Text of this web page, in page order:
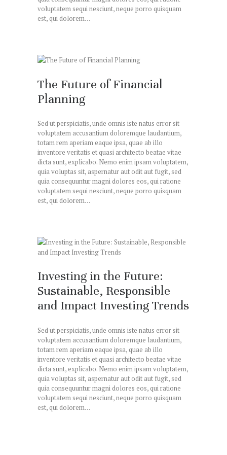
voluptatem sequi nesciunt, neque porro quisquam
est, qui dolorem…
The Future of Financial
Planning
Sed ut perspiciatis, unde omnis iste natus error sit
voluptatem accusantium doloremque laudantium,
totam rem aperiam eaque ipsa, quae ab illo
inventore veritatis et quasi architecto beatae vitae
dicta sunt, explicabo. Nemo enim ipsam voluptatem,
quia voluptas sit, aspernatur aut odit aut fugit, sed
quia consequuntur magni dolores eos, qui ratione
voluptatem sequi nesciunt, neque porro quisquam
est, qui dolorem…
Investing in the Future:
Sustainable, Responsible
and Impact Investing Trends
Sed ut perspiciatis, unde omnis iste natus error sit
voluptatem accusantium doloremque laudantium,
totam rem aperiam eaque ipsa, quae ab illo
inventore veritatis et quasi architecto beatae vitae
dicta sunt, explicabo. Nemo enim ipsam voluptatem,
quia voluptas sit, aspernatur aut odit aut fugit, sed
quia consequuntur magni dolores eos, qui ratione
voluptatem sequi nesciunt, neque porro quisquam
est, qui dolorem…